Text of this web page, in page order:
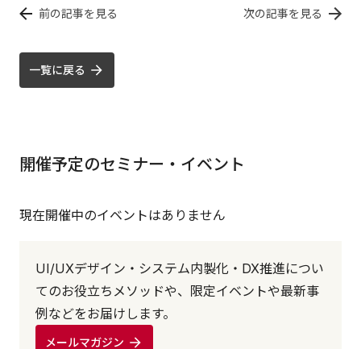
前の記事を見る 次の記事を見る
一覧に戻る
開催予定のセミナー・イベント
現在開催中のイベントはありません
UI/UXデザイン・システム内製化・DX推進につい
てのお役立ちメソッドや、限定イベントや最新事
例などをお届けします。
メールマガジン